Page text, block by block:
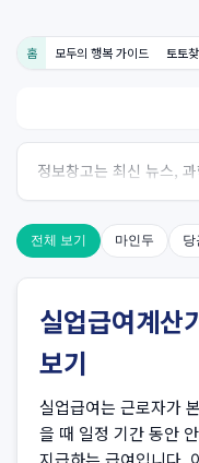
홈 모두의 행복 가이드 토토
정보창고는 최신 뉴스,
한 신뢰성 있는 정
전체 보기 마인두 당
실업급여계산
보기
실업급여는 근로자가
을 때 일정 기간 동안